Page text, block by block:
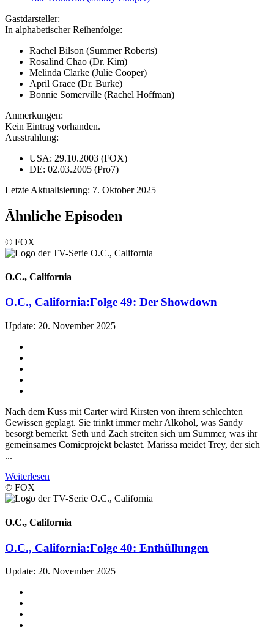
Gastdarsteller:
In alphabetischer Reihenfolge:
Rachel Bilson (Summer Roberts)
Rosalind Chao (Dr. Kim)
Melinda Clarke (Julie Cooper)
April Grace (Dr. Burke)
Bonnie Somerville (Rachel Hoffman)
Anmerkungen:
Kein Eintrag vorhanden.
Ausstrahlung:
USA: 29.10.2003 (FOX)
DE: 02.03.2005 (Pro7)
Letzte Aktualisierung: 7. Oktober 2025
Ähnliche Episoden
© FOX
O.C., California
O.C., California:Folge 49: Der Showdown
Update: 20. November 2025
Nach dem Kuss mit Carter wird Kirsten von ihrem schlechten
Gewissen geplagt. Sie trinkt immer mehr Alkohol, was Sandy
besorgt bemerkt. Seth und Zach streiten sich um Summer, was ihr
gemeinsames Comicprojekt belastet. Marissa meidet Trey, der sich
...
Weiterlesen
© FOX
O.C., California
O.C., California:Folge 40: Enthüllungen
Update: 20. November 2025